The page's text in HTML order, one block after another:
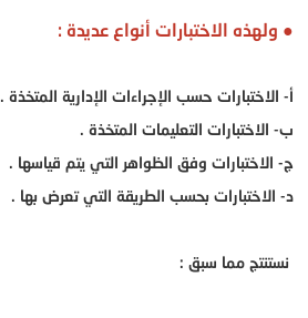
● ولهذه الاختبارات أنواع عديدة :
أ- الاختبارات حسب الإجراءات الإدارية المتخذة .
ب- الاختبارات التعليمات المتخذة .
ج- الاختبارات وفق الظواهر التي يتم قياسها .
د- الاختبارات بحسب الطريقة التي تعرض بها .
نستنتج مما سبق :